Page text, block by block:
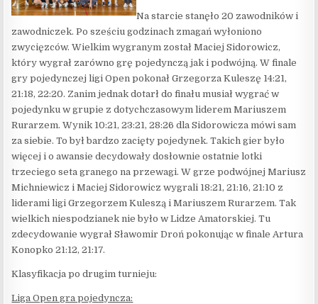
Na starcie stanęło 20 zawodników i
zawodniczek. Po sześciu godzinach zmagań wyłoniono
zwycięzców. Wielkim wygranym został Maciej Sidorowicz,
który wygrał zarówno grę pojedynczą jak i podwójną. W finale
gry pojedynczej ligi Open pokonał Grzegorza Kuleszę 14:21,
21:18, 22:20. Zanim jednak dotarł do finału musiał wygrać w
pojedynku w grupie z dotychczasowym liderem Mariuszem
Rurarzem. Wynik 10:21, 23:21, 28:26 dla Sidorowicza mówi sam
za siebie. To był bardzo zacięty pojedynek. Takich gier było
więcej i o awansie decydowały dosłownie ostatnie lotki
trzeciego seta granego na przewagi. W grze podwójnej Mariusz
Michniewicz i Maciej Sidorowicz wygrali 18:21, 21:16, 21:10 z
liderami ligi Grzegorzem Kuleszą i Mariuszem Rurarzem. Tak
wielkich niespodzianek nie było w Lidze Amatorskiej. Tu
zdecydowanie wygrał Sławomir Droń pokonując w finale Artura
Konopko 21:12, 21:17.
Klasyfikacja po drugim turnieju:
Liga Open gra pojedyncza: